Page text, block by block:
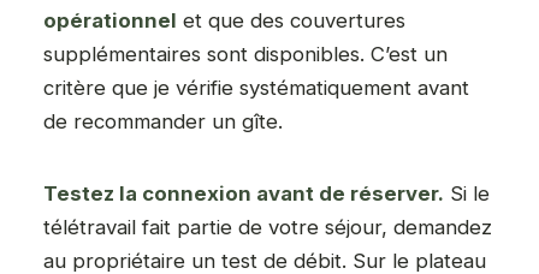
opérationnel et que des couvertures
supplémentaires sont disponibles. C’est un
critère que je vérifie systématiquement avant
de recommander un gîte.
Testez la connexion avant de réserver. Si le
télétravail fait partie de votre séjour, demandez
au propriétaire un test de débit. Sur le plateau